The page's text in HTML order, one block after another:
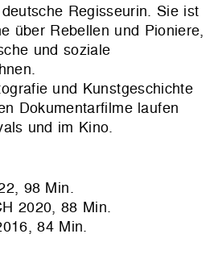
Regisseurin. Sie ist
über Rebellen und Pioniere,
und soziale
und Kunstgeschichte
Dokumentarfilme laufen
und im Kino.
98 Min.
2020, 88 Min.
84 Min.